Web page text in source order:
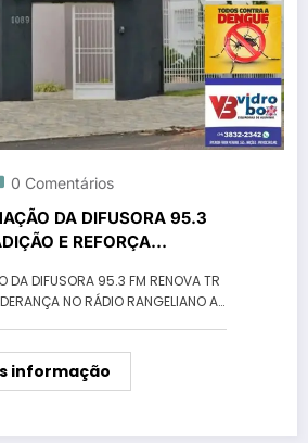
0 Comentários
DA DIFUSORA 95.3
E REFORÇA
DA DIFUSORA 95.3 FM RENOVA TR
NO RÁDIO RANGELIANO A…
informação